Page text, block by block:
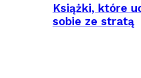
Książki, które
sobie ze stratą